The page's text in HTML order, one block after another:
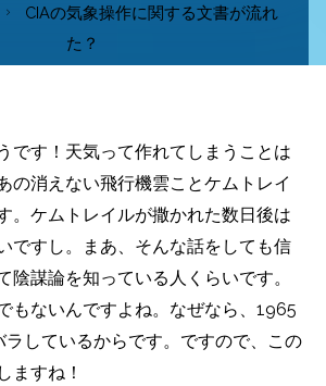
CIAの気象操作に関する文書が流れ
た？
です！天気って作れてしまうことは
の消えない飛行機雲ことケムトレイ
。ケムトレイルが撒かれた数日後は
ですし。まあ、そんな話をしても信
陰謀論を知っている人くらいです。
もないんですよね。なぜなら、1965
ラしているからです。ですので、この
ますね！